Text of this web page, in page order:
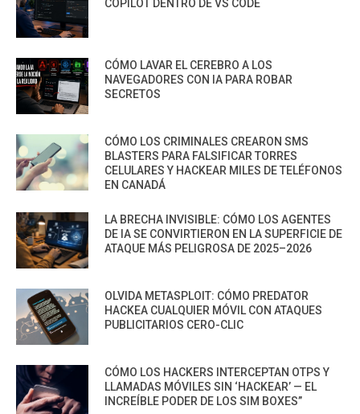
COPILOT DENTRO DE VS CODE
CÓMO LAVAR EL CEREBRO A LOS
NAVEGADORES CON IA PARA ROBAR
SECRETOS
CÓMO LOS CRIMINALES CREARON SMS
BLASTERS PARA FALSIFICAR TORRES
CELULARES Y HACKEAR MILES DE TELÉFONOS
EN CANADÁ
LA BRECHA INVISIBLE: CÓMO LOS AGENTES
DE IA SE CONVIRTIERON EN LA SUPERFICIE DE
ATAQUE MÁS PELIGROSA DE 2025–2026
OLVIDA METASPLOIT: CÓMO PREDATOR
HACKEA CUALQUIER MÓVIL CON ATAQUES
PUBLICITARIOS CERO-CLIC
CÓMO LOS HACKERS INTERCEPTAN OTPS Y
LLAMADAS MÓVILES SIN ‘HACKEAR’ — EL
INCREÍBLE PODER DE LOS SIM BOXES”